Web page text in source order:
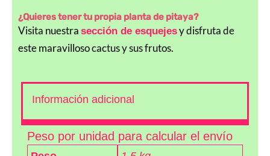
¿Quieres tener tu propia planta de pitaya?
Visita nuestra sección de esquejesy disfruta de
este maravilloso cactus y sus frutos.
Información adicional
Peso por unidad para calcular el envío